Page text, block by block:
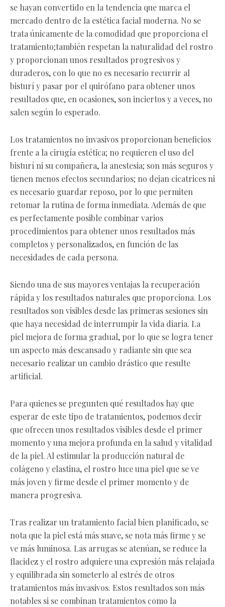
se hayan convertido en la tendencia que marca el
mercado dentro de la estética facial moderna. No se
trata únicamente de la comodidad que proporciona el
tratamiento;también respetan la naturalidad del rostro
y proporcionan unos resultados progresivos y
duraderos, con lo que no es necesario recurrir al
bisturí y pasar por el quirófano para obtener unos
resultados que, en ocasiones, son inciertos y a veces, no
salen según lo esperado.
Los tratamientos no invasivos proporcionan beneficios
frente a la cirugía estética; no requieren el uso del
bisturí ni su compañera, la anestesia; son más seguros y
tienen menos efectos secundarios; no dejan cicatrices ni
es necesario guardar reposo, por lo que permiten
retomar la rutina de forma inmediata. Además de que
es perfectamente posible combinar varios
procedimientos para obtener unos resultados más
completos y personalizados, en función de las
necesidades de cada persona.
Siendo una de sus mayores ventajas la recuperación
rápida y los resultados naturales que proporciona. Los
resultados son visibles desde las primeras sesiones sin
que haya necesidad de interrumpir la vida diaria. La
piel mejora de forma gradual, por lo que se logra tener
un aspecto más descansado y radiante sin que sea
necesario realizar un cambio drástico que resulte
artificial.
Para quienes se pregunten qué resultados hay que
esperar de este tipo de tratamientos, podemos decir
que ofrecen unos resultados visibles desde el primer
momento y una mejora profunda en la salud y vitalidad
de la piel. Al estimular la producción natural de
colágeno y elastina, el rostro luce una piel que se ve
más joven y firme desde el primer momento y de
manera progresiva.
Tras realizar un tratamiento facial bien planificado, se
nota que la piel está más suave, se nota más firme y se
ve más luminosa. Las arrugas se atenúan, se reduce la
flacidez y el rostro adquiere una expresión más relajada
y equilibrada sin someterlo al estrés de otros
tratamientos más invasivos. Estos resultados son más
notables si se combinan tratamientos como la